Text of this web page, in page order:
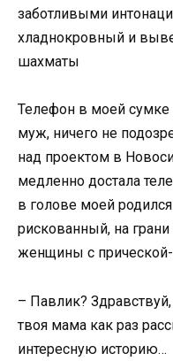
заботливыми
хладнокровный и
шахматы
Телефон в моей сумке
муж, ничего не
над проектом в
медленно достала
в голове моей
рискованный, на
женщины с
– Павлик?
твоя мама как раз
интересную историю…